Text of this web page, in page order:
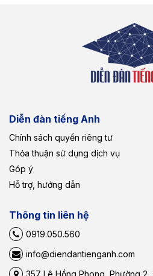
Diễn đàn tiếng Anh
Chính sách quyền riêng tư
Thỏa thuận sử dụng dịch vụ
Góp ý
Hỗ trợ, hướng dẫn
Thông tin liên hệ
0919.050.560
info@diendantienganh.com
357 Lê Hồng Phong, Phường 2,